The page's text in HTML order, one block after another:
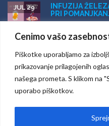
Cenimo vašo
Piškotke uporabljamo za
prikazovanje prilagojenih
našega prometa. S klikom na
uporabo piškotkov.
INFUZIJA
PRI
JUL 29
Infuzija železa ali
SPREMEMB V
ODSTRANITEV?
Odstranjevanje